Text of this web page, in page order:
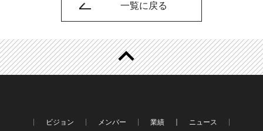
一覧に戻る
ビジョン メンバー 業績
ニュース